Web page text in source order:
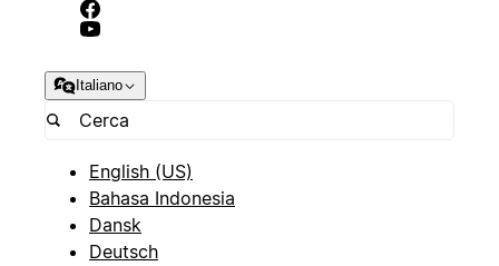
Italiano
English (US)
Bahasa Indonesia
Dansk
Deutsch